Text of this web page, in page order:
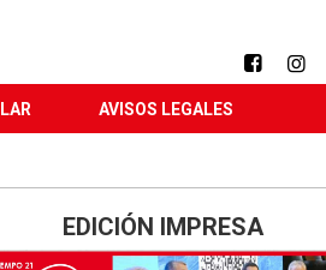
AVISOS LEGALES
EDICIÓN IMPRESA